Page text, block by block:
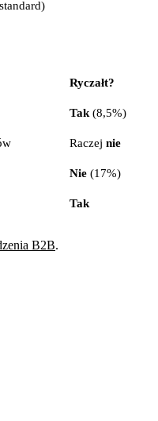
Ryczałt?
Tak(8,5%)
Raczej nie
Nie(17%)
Tak
B2B.